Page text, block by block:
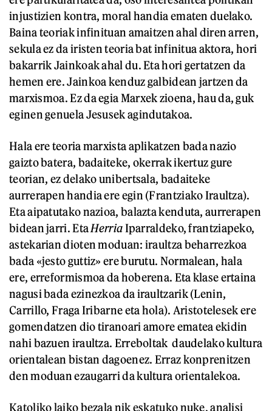
injustizien kontra, moral handia ematen duelako.
Baina teoriak infinituan amaitzen ahal diren arren,
sekula ez da iristen teoria bat infinitua aktora, hori
bakarrik Jainkoak ahal du. Eta hori gertatzen da
hemen ere. Jainkoa kenduz galbidean jartzen da
marxismoa. Ez da egia Marxek zioena, hau da, guk
eginen genuela Jesusek agindutakoa.
Hala ere teoria marxista aplikatzen bada nazio
gaizto batera, badaiteke, okerrak ikertuz gure
teorian, ez delako unibertsala, badaiteke
aurrerapen handia ere egin (Frantziako Iraultza).
Eta aipatutako nazioa, balazta kenduta, aurrerapen
bidean jarri. EtaHerriaIparraldeko, frantziapeko,
astekarian dioten moduan: iraultza beharrezkoa
bada «jesto guttiz» ere burutu. Normalean, hala
ere, erreformismoa da hoberena. Eta klase ertaina
nagusi bada ezinezkoa da iraultzarik (Lenin,
Carrillo, Fraga Iribarne eta hola). Aristotelesek ere
gomendatzen dio tiranoari amore ematea ekidin
nahi bazuen iraultza. Erreboltak daudelako kultura
orientalean bistan dagoenez. Erraz konprenitzen
den moduan ezaugarri da kultura orientalekoa.
Katoliko laiko bezala nik eskatuko nuke, analisi